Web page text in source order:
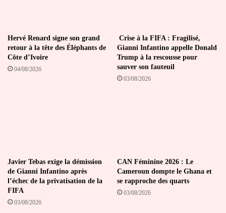
Hervé Renard signe son grand
retour à la tête des Éléphants de
Côte d’Ivoire
04/08/2026
Crise à la FIFA : Fragilisé,
Gianni Infantino appelle Donald
Trump à la rescousse pour
sauver son fauteuil
03/08/2026
Javier Tebas exige la démission
de Gianni Infantino après
l’échec de la privatisation de la
FIFA
03/08/2026
CAN Féminine 2026 : Le
Cameroun dompte le Ghana et
se rapproche des quarts
03/08/2026